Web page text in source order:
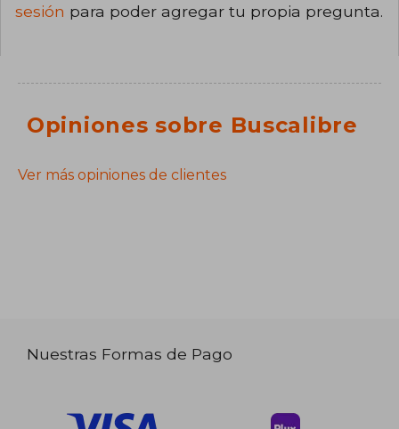
sesión para poder agregar tu propia pregunta.
Opiniones sobre Buscalibre
Ver más opiniones de clientes
Nuestras Formas de Pago